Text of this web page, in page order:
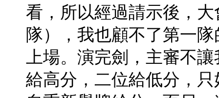
看，所以經過請示後，
隊），我也顧不了第一
上場。演完劍，主審不
給高分，二位給低分，